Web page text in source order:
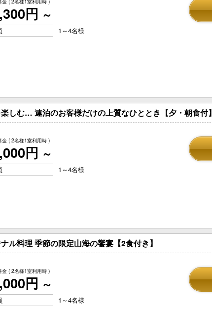
円 ～
1～4名様
しむ… 連泊のお客様だけの上質なひととき【夕・朝食付】
金 ( 2名様1室利用時 )
円 ～
1～4名様
ル料理 季節の限定山海の饗宴【2食付き】
金 ( 2名様1室利用時 )
円 ～
1～4名様